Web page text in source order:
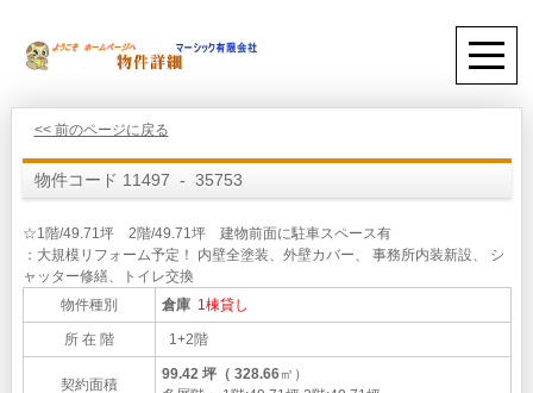
<< 前のページに戻る
物件コード 11497 - 35753
☆1階/49.71坪 2階/49.71坪 建物前面に駐車スペース有
：大規模リフォーム予定！ 内壁全塗装、外壁カバー、 事務所内装新設、 シ
ャッター修繕、トイレ交換
物件種別
倉庫 1棟貸し
所 在 階 1+2階
契約面積
99.42 坪（ 328.66㎡）